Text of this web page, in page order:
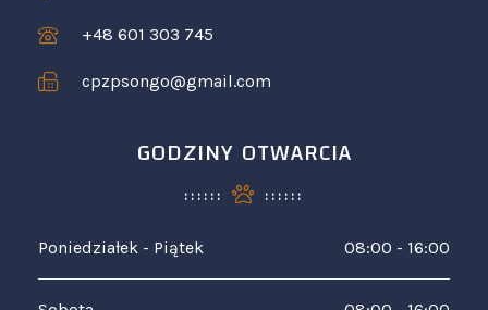
+48 601 303 745
cpzpsongo@gmail.com
GODZINY OTWARCIA
Poniedziałek - Piątek 08:00 - 16:00